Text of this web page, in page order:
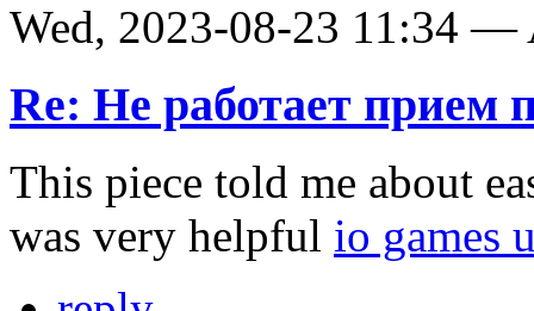
Wed, 2023-08-23 11:34 —
Re: Не работает прием
This piece told me about
was very helpful io games